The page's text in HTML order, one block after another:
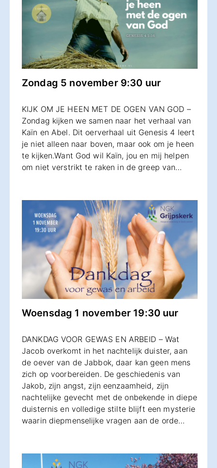
Zondag 5 november 9:30 uur
KIJK OM JE HEEN MET DE OGEN VAN GOD –
Zondag kijken we samen naar het verhaal van
Kaïn en Abel. Dit oerverhaal uit Genesis 4 leert
je niet alleen naar boven, maar ook om je heen
te kijken.Want God wil Kaïn, jou en mij helpen
om niet verstrikt te raken in de greep van…
Woensdag 1 november 19:30 uur
DANKDAG VOOR GEWAS EN ARBEID – Wat
Jacob overkomt in het nachtelijk duister, aan
de oever van de Jabbok, daar kan geen mens
zich op voorbereiden. De geschiedenis van
Jakob, zijn angst, zijn eenzaamheid, zijn
nachtelijke gevecht met de onbekende in diepe
duisternis en volledige stilte blijft een mysterie
waarin diepmenselijke vragen aan de orde…